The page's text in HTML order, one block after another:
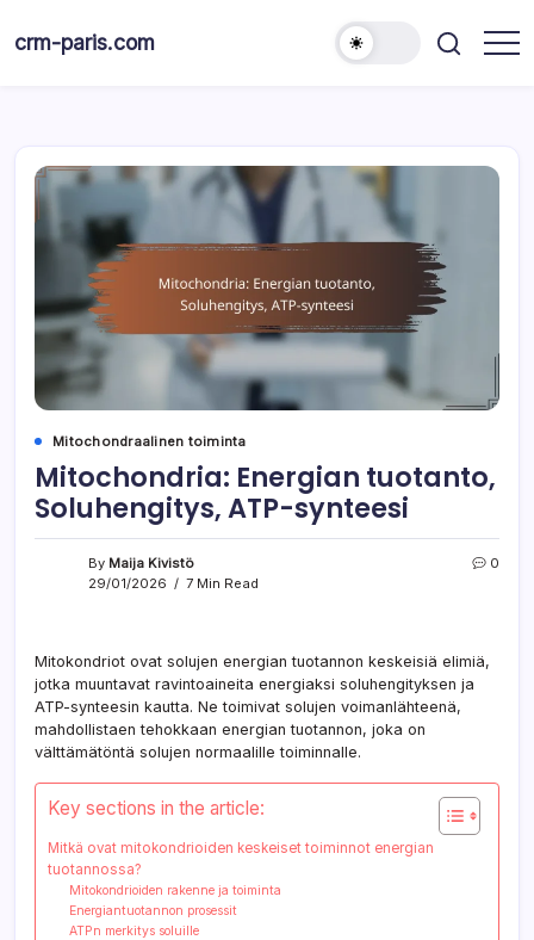
crm-paris.com
Mitochondraalinen toiminta
Mitochondria: Energian tuotanto,
Soluhengitys, ATP-synteesi
By Maija Kivistö
29/01/2026
7 Min Read
0
Mitokondriot ovat solujen energian tuotannon keskeisiä elimiä,
jotka muuntavat ravintoaineita energiaksi soluhengityksen ja
ATP-synteesin kautta. Ne toimivat solujen voimanlähteenä,
mahdollistaen tehokkaan energian tuotannon, joka on
välttämätöntä solujen normaalille toiminnalle.
Key sections in the article:
Mitkä ovat mitokondrioiden keskeiset toiminnot energian
tuotannossa?
Mitokondrioiden rakenne ja toiminta
Energiantuotannon prosessit
ATPn merkitys soluille